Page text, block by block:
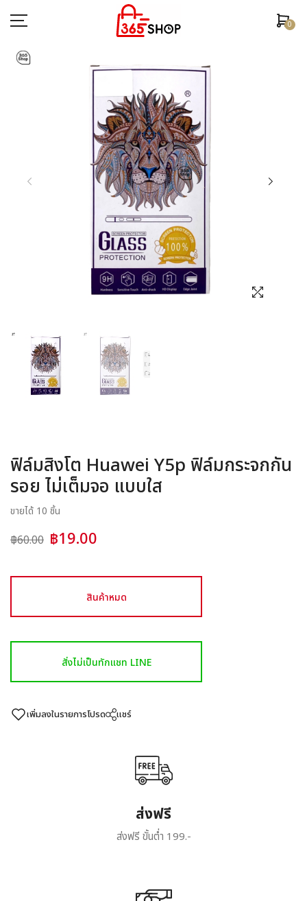
0
ตรวจสอบสถานะคำสั่งซื้อ
อุปกรณ์ในรถยนต์
สินค้าอื่น ๆ
ฟิล์มสิงโต Huawei Y5p ฟิล์มกระจกกัน
รอย ไม่เต็มจอ แบบใส
ขายได้ 10 ชิ้น
฿60.00 ฿19.00
สินค้าหมด
สั่งไม่เป็นทักแชท LINE
เพิ่มลงในรายการโปรด แชร์
ส่งฟรี
ส่งฟรี ขั้นต่ำ 199.-